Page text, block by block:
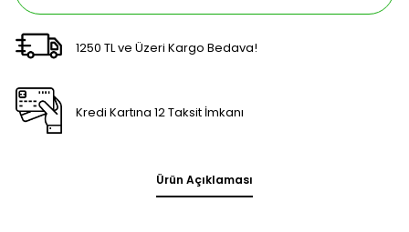
1250 TL ve Üzeri Kargo Bedava!
Kredi Kartına 12 Taksit İmkanı
Ürün Açıklaması